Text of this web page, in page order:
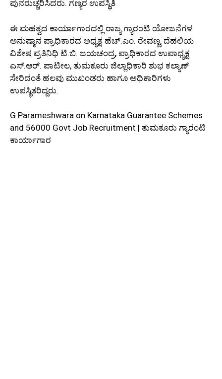
ಪುನರುಚ್ಚರಿಸಿದರು. ಗಣ್ಯರ ಉಪಸ್ಥಿತಿ
ಈ ಮಹತ್ವದ ಕಾರ್ಯಾಗಾರದಲ್ಲಿ ರಾಜ್ಯ ಗ್ಯಾರಂಟಿ ಯೋಜನೆಗಳ
ಅನುಷ್ಠಾನ ಪ್ರಾಧಿಕಾರದ ಅಧ್ಯಕ್ಷ ಹೆಚ್.ಎಂ. ರೇವಣ್ಣ, ದೆಹಲಿಯ
ವಿಶೇಷ ಪ್ರತಿನಿಧಿ ಟಿ.ಬಿ. ಜಯಚಂದ್ರ, ಪ್ರಾಧಿಕಾರದ ಉಪಾಧ್ಯಕ್ಷ
ಎಸ್.ಆರ್. ಪಾಟೀಲ, ತುಮಕೂರು ಜಿಲ್ಲಾಧಿಕಾರಿ ಶುಭ ಕಲ್ಯಾಣ್
ಸೇರಿದಂತೆ ಹಲವು ಮುಖಂಡರು ಹಾಗೂ ಅಧಿಕಾರಿಗಳು
ಉಪಸ್ಥಿತರಿದ್ದರು.
G Parameshwara on Karnataka Guarantee Schemes
and 56000 Govt Job Recruitment | ತುಮಕೂರು ಗ್ಯಾರಂಟಿ
ಕಾರ್ಯಾಗಾರ